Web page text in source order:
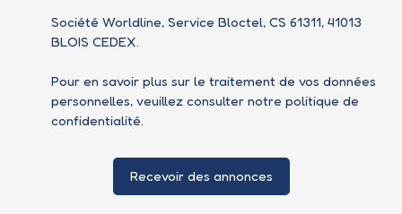
Société Worldline, Service Bloctel, CS 61311, 41013
BLOIS CEDEX.
Pour en savoir plus sur le traitement de vos données
personnelles, veuillez consulter notre politique de
confidentialité.
Recevoir des annonces